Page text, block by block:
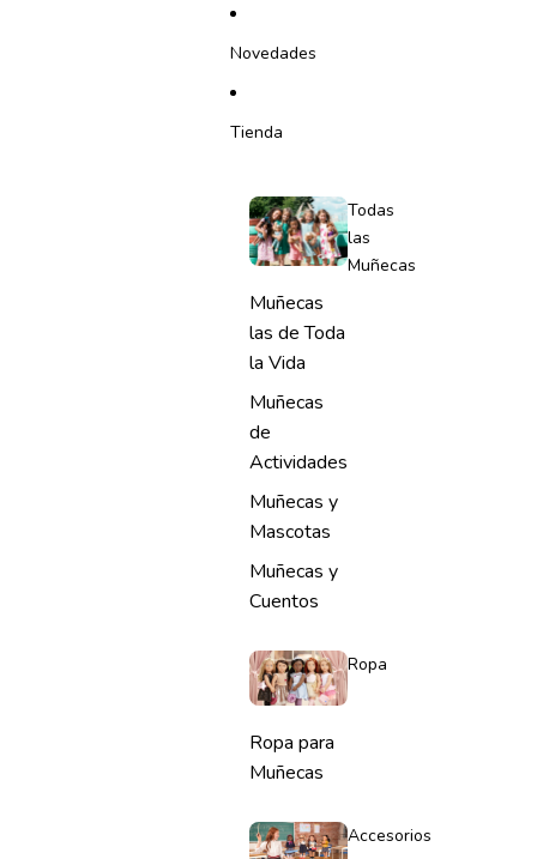
Novedades
Tienda
Todas
las
Muñecas
Muñecas
las de Toda
la Vida
Muñecas
de
Actividades
Muñecas y
Mascotas
Muñecas y
Cuentos
Ropa
Ropa para
Muñecas
Accesorios